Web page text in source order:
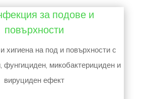
за подове и
повърхности
хигиена на под и повърхности с
фунгициден, микобактерициден и
вируциден ефект